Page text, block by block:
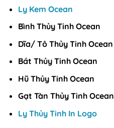
Ly Kem Ocean
Bình Thủy Tinh Ocean
Dĩa/ Tô Thủy Tinh Ocean
Bát Thủy Tinh Ocean
Hũ Thủy Tinh Ocean
Gạt Tàn Thủy Tinh Ocean
Ly Thủy Tinh In Logo